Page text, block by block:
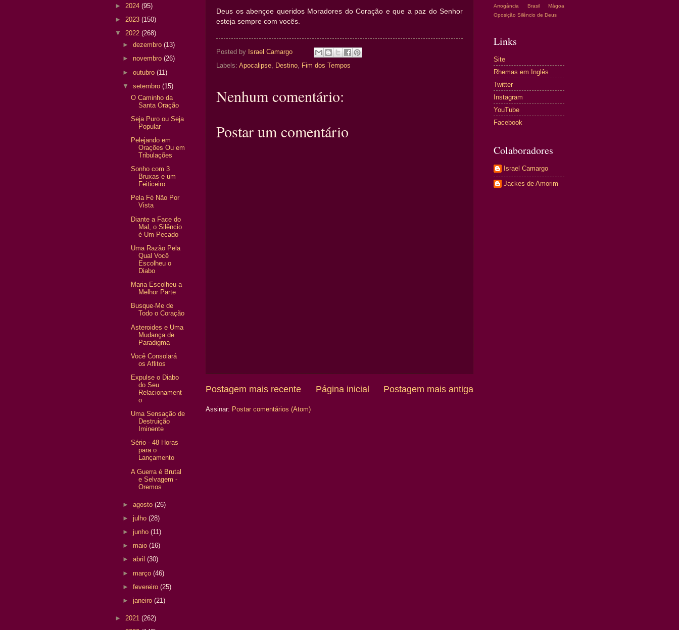
Deus os abençoe queridos Moradores do Coração e que a paz do Senhor
esteja sempre com vocês.
Posted by Israel Camargo
Labels: Apocalipse Destino Fim dos Tempos
Nenhum comentário:
Postar um comentário
Postagem mais recente Postagem mais antiga
Página inicial
Assinar: Postar comentários (Atom)
► 2024 (95)
► 2023 (150)
▼ 2022 (268)
►dezembro(13)
► novembro(26)
►outubro(11)
▼setembro(15)
O Caminho da
Santa Oração
Seja Puro ou Seja
Popular
Pelejando em
Orações Ou em
Tribulações
Sonho com 3
Bruxas e um
Feiticeiro
Pela Fé Não Por
Vista
Diante a Face do
Mal, o Silêncio
é Um Pecado
Uma Razão Pela
Qual Você
Escolheu o
Diabo
Maria Escolheu a
Melhor Parte
Busque-Me de
Todo o Coração
Asteroides e Uma
Mudança de
Paradigma
Você Consolará
os Aflitos
Expulse o Diabo
do Seu
Relacionament
o
Uma Sensação de
Destruição
Iminente
Sério - 48 Horas
para o
Lançamento
A Guerra é Brutal
e Selvagem -
Oremos
►agosto(26)
►julho(28)
►junho(11)
► maio(16)
►abril(30)
► março(46)
►fevereiro(25)
►janeiro(21)
► 2021 (262)
Arrogância Brasil
Mágoa
Oposição Silêncio de Deus
Links
Site
Rhemas em Inglês
Twitter
Instagram
YouTube
Facebook
Colaboradores
Israel Camargo
Jackes de Amorim